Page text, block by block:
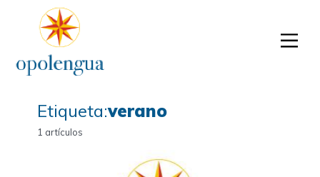
Etiqueta:verano
1 artículos